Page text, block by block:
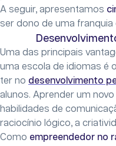
A seguir, apresentamos
ser dono de uma franquia
Uma das principais
uma escola de idiomas é o
ter no desenvolvimento
alunos. Aprender um
habilidades de
raciocínio lógico, a
Como empreendedor no